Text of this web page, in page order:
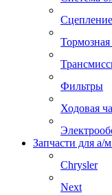
Сцепление
Тормозная
Фильтры
Ходовая
Запчасти для а/
Chrysler
Next